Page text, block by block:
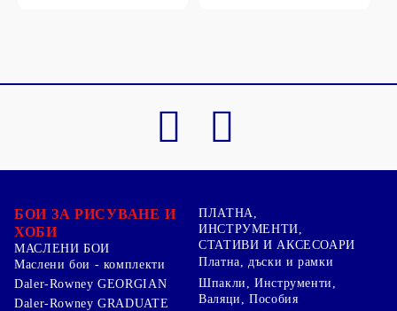
БОИ ЗА РИСУВАНЕ И
ХОБИ
МАСЛЕНИ БОИ
Маслени бои - комплекти
Daler-Rowney GEORGIAN
Daler-Rowney GRADUATE
ПЛАТНА,
ИНСТРУМЕНТИ,
СТАТИВИ И АКСЕСОАРИ
Платна, дъски и рамки
Шпакли, Инструменти,
Валяци, Пособия